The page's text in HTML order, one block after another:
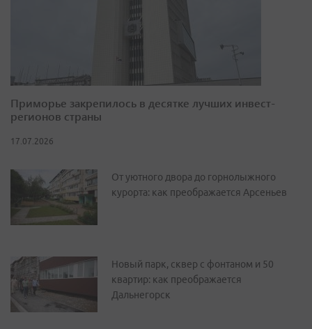
Приморье закрепилось в десятке лучших инвест-
регионов страны
17.07.2026
От уютного двора до горнолыжного
курорта: как преображается Арсеньев
Новый парк, сквер с фонтаном и 50
квартир: как преображается
Дальнегорск